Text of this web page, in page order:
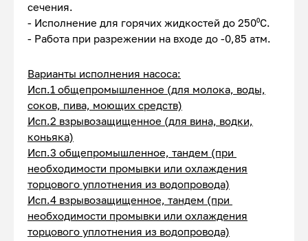
сечения.
- Исполнение для горячих жидкостей до 250⁰С.
- Работа при разрежении на входе до -0,85 атм.
Варианты исполнения насоса:
Исп.1 общепромышленное (для молока, воды,
соков, пива, моющих средств)
Исп.2 взрывозащищенное (для вина, водки,
коньяка)
Исп.3 общепромышленное, тандем (при
необходимости промывки или охлаждения
торцового уплотнения из водопровода)
Исп.4 взрывозащищенное, тандем (при
необходимости промывки или охлаждения
торцового уплотнения из водопровода)